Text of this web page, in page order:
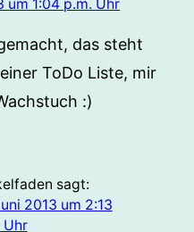
um 1:04 p.m. Uhr
das steht
ToDo Liste, mir
:)
sagt:
2013 um 2:13
Uhr